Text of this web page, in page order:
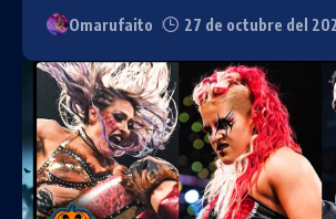
Omarufaito 27 de octubre del